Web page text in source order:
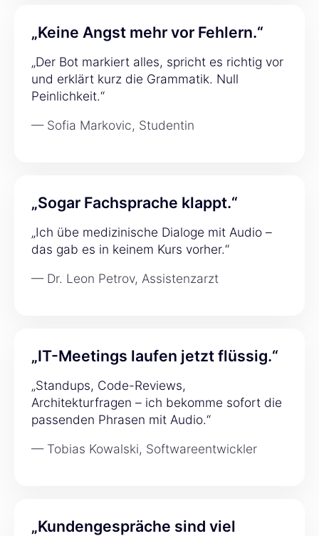
„Keine Angst mehr vor Fehlern.“
„Der Bot markiert alles, spricht es richtig vor
und erklärt kurz die Grammatik. Null
Peinlichkeit.“
— Sofia Markovic, Studentin
„Sogar Fachsprache klappt.“
„Ich übe medizinische Dialoge mit Audio –
das gab es in keinem Kurs vorher.“
— Dr. Leon Petrov, Assistenzarzt
„IT-Meetings laufen jetzt flüssig.“
„Standups, Code-Reviews,
Architekturfragen – ich bekomme sofort die
passenden Phrasen mit Audio.“
— Tobias Kowalski, Softwareentwickler
„Kundengespräche sind viel